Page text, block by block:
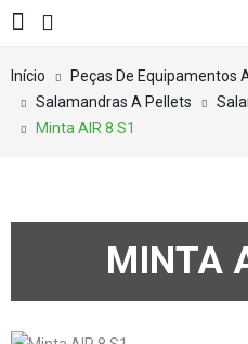
Início Peças De Equipamentos
Salamandras A Pellets
Minta AIR 8 S1
MINTA